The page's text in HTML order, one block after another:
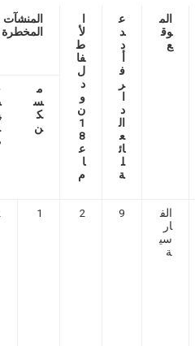
الم
وق
ع
ع
د
د
ف
ر
د
ال
ع
ائ
ل
ة
لأ
ط
فا
ل
د
و
ن
1
8
ع
ا
م
المنشآت
المخطرة
م
س
ك
ن
الف
ار
سي
ة
9
2
1